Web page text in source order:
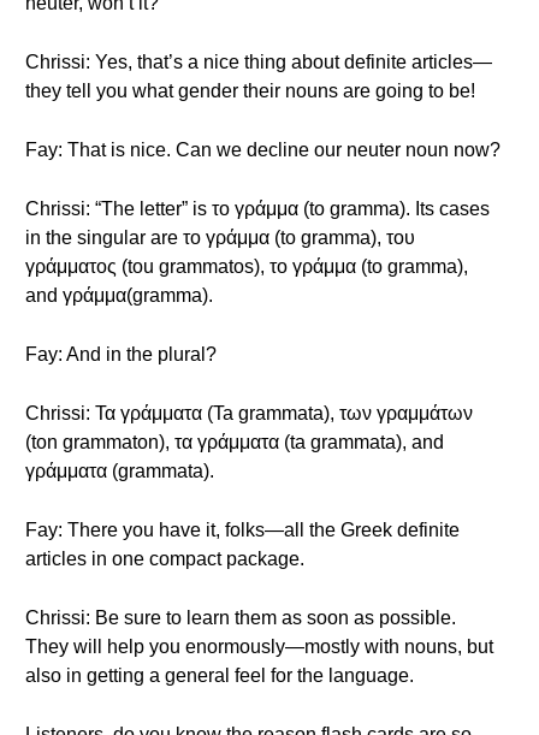
Chrissi: Yes, that’s a nice thing about definite articles—
they tell you what gender their nouns are going to be!
Fay: That is nice. Can we decline our neuter noun now?
Chrissi: “The letter” is το γράμμα (to gramma). Its cases
in the singular are το γράμμα (to gramma), του
γράμματος (tou grammatos), το γράμμα (to gramma),
and γράμμα(gramma).
Fay: And in the plural?
Chrissi: Τα γράμματα (Ta grammata), των γραμμάτων
(ton grammaton), τα γράμματα (ta grammata), and
γράμματα (grammata).
Fay: There you have it, folks—all the Greek definite
articles in one compact package.
Chrissi: Be sure to learn them as soon as possible.
They will help you enormously—mostly with nouns, but
also in getting a general feel for the language.